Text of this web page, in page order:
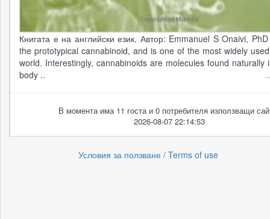
Книгата е на английски език. Автор: Emmanuel S Onaivi,
the prototypical cannabinoid, and is one of the most widely
world. Interestingly, cannabinoids are molecules found naturally
body ..
В момента има 11 госта и 0 потребителя използващи
2026-08-07 22:14:53
Условия за ползване / Terms of use